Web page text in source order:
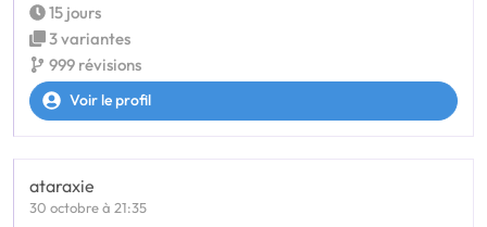
15 jours
3 variantes
999 révisions
Voir le profil
ataraxie
30 octobre à 21:35